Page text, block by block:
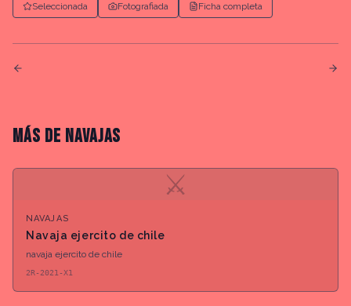
Seleccionada Fotografiada Ficha completa
MÁS DE NAVAJAS
⚔
NAVAJAS
Navaja ejercito de chile
navaja ejercito de chile
2R-2021-X1